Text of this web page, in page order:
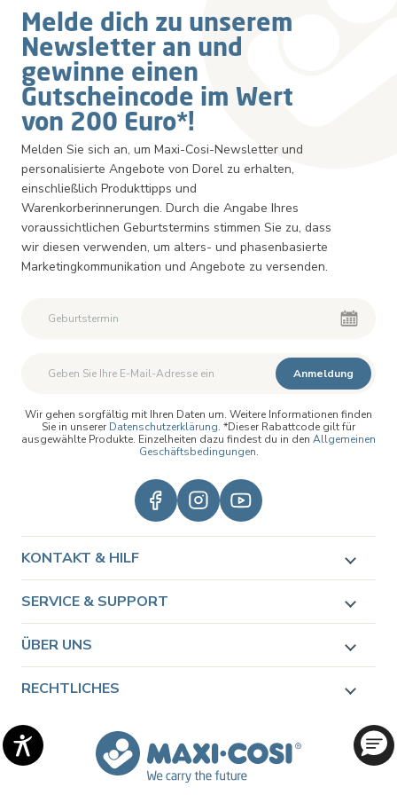
Melde dich zu unserem
Newsletter an und
gewinne einen
Gutscheincode im Wert
von 200 Euro*!
Melden Sie sich an, um Maxi-Cosi-Newsletter und
personalisierte Angebote von Dorel zu erhalten,
einschließlich Produkttipps und
Warenkorberinnerungen. Durch die Angabe Ihres
voraussichtlichen Geburtstermins stimmen Sie zu, dass
wir diesen verwenden, um alters- und phasenbasierte
Marketingkommunikation und Angebote zu versenden.
Zweiter Vorname
Anmeldung
Wir gehen sorgfältig mit Ihren Daten um. Weitere Informationen finden
Sie in unserer Datenschutzerklärung. *Dieser Rabattcode gilt für
ausgewählte Produkte. Einzelheiten dazu findest du in den Allgemeinen
Geschäftsbedingungen.
KONTAKT & HILF
SERVICE & SUPPORT
ÜBER UNS
RECHTLICHES